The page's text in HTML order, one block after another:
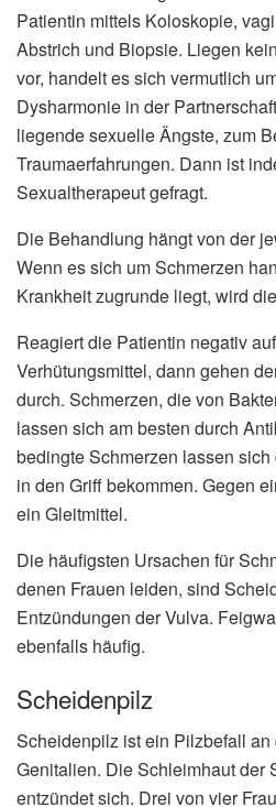
Patientin mittels Koloskopie,
Abstrich und Biopsie. Liegen
vor, handelt es sich vermutlich
Dysharmonie in der
liegende sexuelle Ängste, zum
Traumaerfahrungen. Dann ist
Sexualtherapeut gefragt.
Die Behandlung hängt von der
Wenn es sich um Schmerzen
Krankheit zugrunde liegt, wird
Reagiert die Patientin negativ
Verhütungsmittel, dann gehen
durch. Schmerzen, die von
lassen sich am besten durch
bedingte Schmerzen lassen
in den Griff bekommen. Gegen
ein Gleitmittel.
Die häufigsten Ursachen für
denen Frauen leiden, sind
Entzündungen der Vulva.
ebenfalls häufig.
Scheidenpilz
Scheidenpilz ist ein Pilzbefall
Genitalien. Die Schleimhaut der
entzündet sich. Drei von vier